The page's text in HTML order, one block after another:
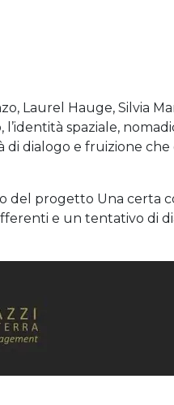
Laurel Hauge, Silvia
spaziale,
dialogo e fruizione che
progetto Una certa
e un tentativo di